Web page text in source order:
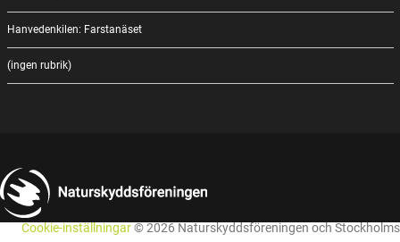
Hanvedenkilen: Farstanäset
(ingen rubrik)
Cookie-inställningar© 2026 Naturskyddsföreningen och Stockholms